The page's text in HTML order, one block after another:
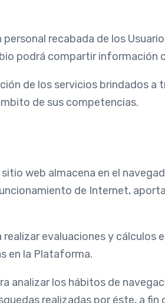
recabada de los
podrá compartir información
de los servicios brindados a
de sus competencias.
web almacena en el
de Internet,
evaluaciones y cálculos
en la Plataforma.
los hábitos de
realizadas por éste, a